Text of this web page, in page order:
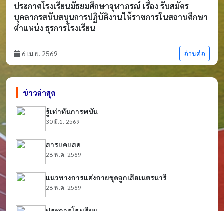
ประกาศโรงเรียนมัธยมศึกษาจุฬาภรณ์ เรื่อง รับสมัคร
บุคลากรสนับสนุนการปฏิบัติงานให้ราชการในสถานศึกษา
ตำแหน่ง ธุรการโรงเรียน
6 เม.ย. 2569 อ่านต่อ
ข่าวล่าสุด
รู้เท่าทันการพนัน
30 มิ.ย. 2569
สารแคแสด
28 พ.ค. 2569
แนวทางการแต่งกายชุดลูกเสือเนตรนารี
28 พ.ค. 2569